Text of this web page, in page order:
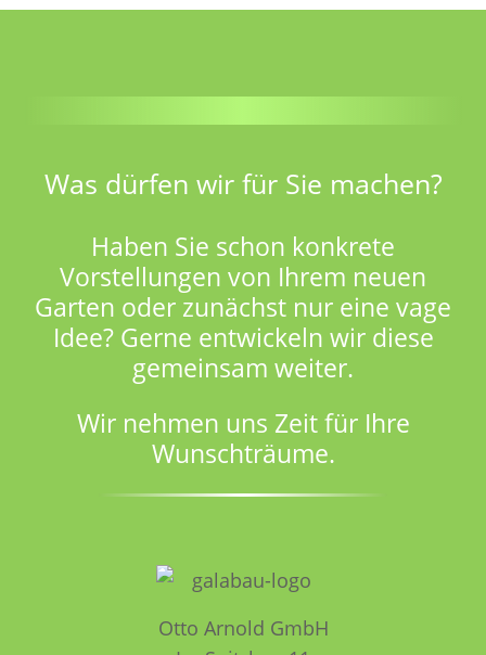
Was dürfen wir für Sie machen?
Haben Sie schon konkrete
Vorstellungen von Ihrem neuen
Garten oder zunächst nur eine vage
Idee? Gerne entwickeln wir diese
gemeinsam weiter.
Wir nehmen uns Zeit für Ihre
Wunschträume.
Otto Arnold GmbH